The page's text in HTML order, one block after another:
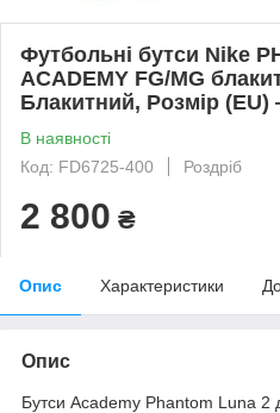
Футбольні бутси Nike
ACADEMY FG/MG
Блакитний, Розмір
В наявності
Код: FD6725-400
Роздріб
2 800 ₴
Опис Характеристики
Опис
Бутси Academy Phantom Luna 2